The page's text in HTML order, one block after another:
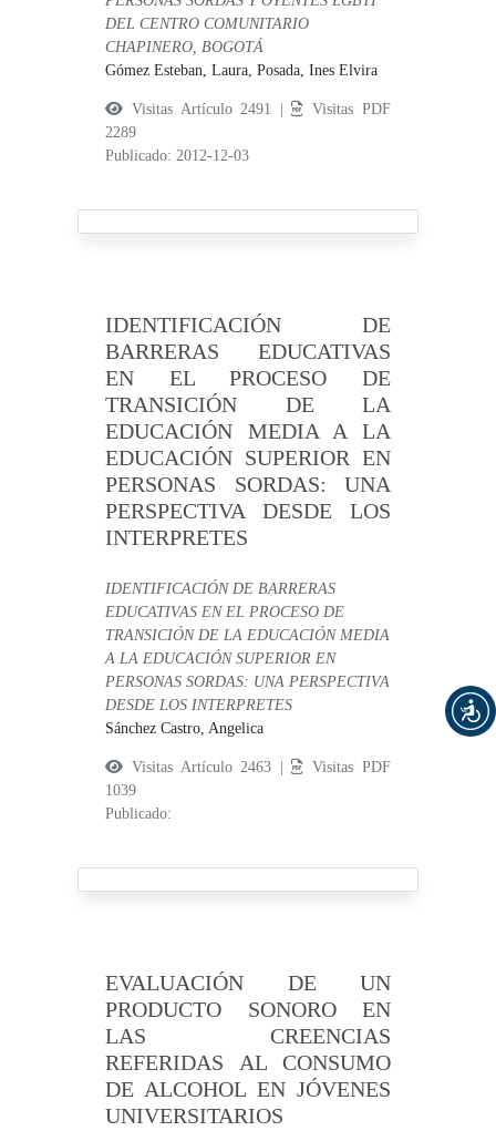
DEL CENTRO COMUNITARIO
CHAPINERO, BOGOTÁ
Gómez Esteban, Laura,Posada, Ines Elvira
Visitas Artículo 2491 |
Visitas PDF
2289
Publicado: 2012-12-03
IDENTIFICACIÓN DE
BARRERAS EDUCATIVAS
EN EL PROCESO DE
TRANSICIÓN DE LA
EDUCACIÓN MEDIA A LA
EDUCACIÓN SUPERIOR EN
PERSONAS SORDAS: UNA
PERSPECTIVA DESDE LOS
INTERPRETES
IDENTIFICACIÓN DE BARRERAS
EDUCATIVAS EN EL PROCESO DE
TRANSICIÓN DE LA EDUCACIÓN MEDIA
A LA EDUCACIÓN SUPERIOR EN
PERSONAS SORDAS: UNA PERSPECTIVA
DESDE LOS INTERPRETES
Sánchez Castro, Angelica
Visitas Artículo 2463 |
Visitas PDF
1039
Publicado:
EVALUACIÓN DE UN
PRODUCTO SONORO EN
LAS CREENCIAS
REFERIDAS AL CONSUMO
DE ALCOHOL EN JÓVENES
UNIVERSITARIOS